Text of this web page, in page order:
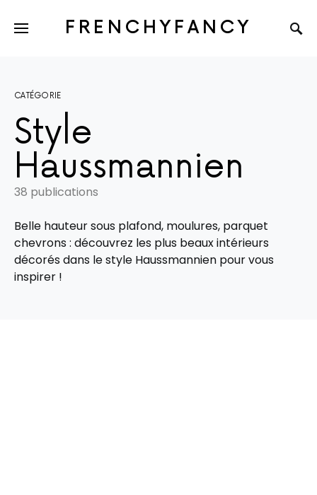
FRENCHYFANCY
CATÉGORIE
Style
Haussmannien
38 publications
Belle hauteur sous plafond, moulures, parquet
chevrons : découvrez les plus beaux intérieurs
décorés dans le style Haussmannien pour vous
inspirer !